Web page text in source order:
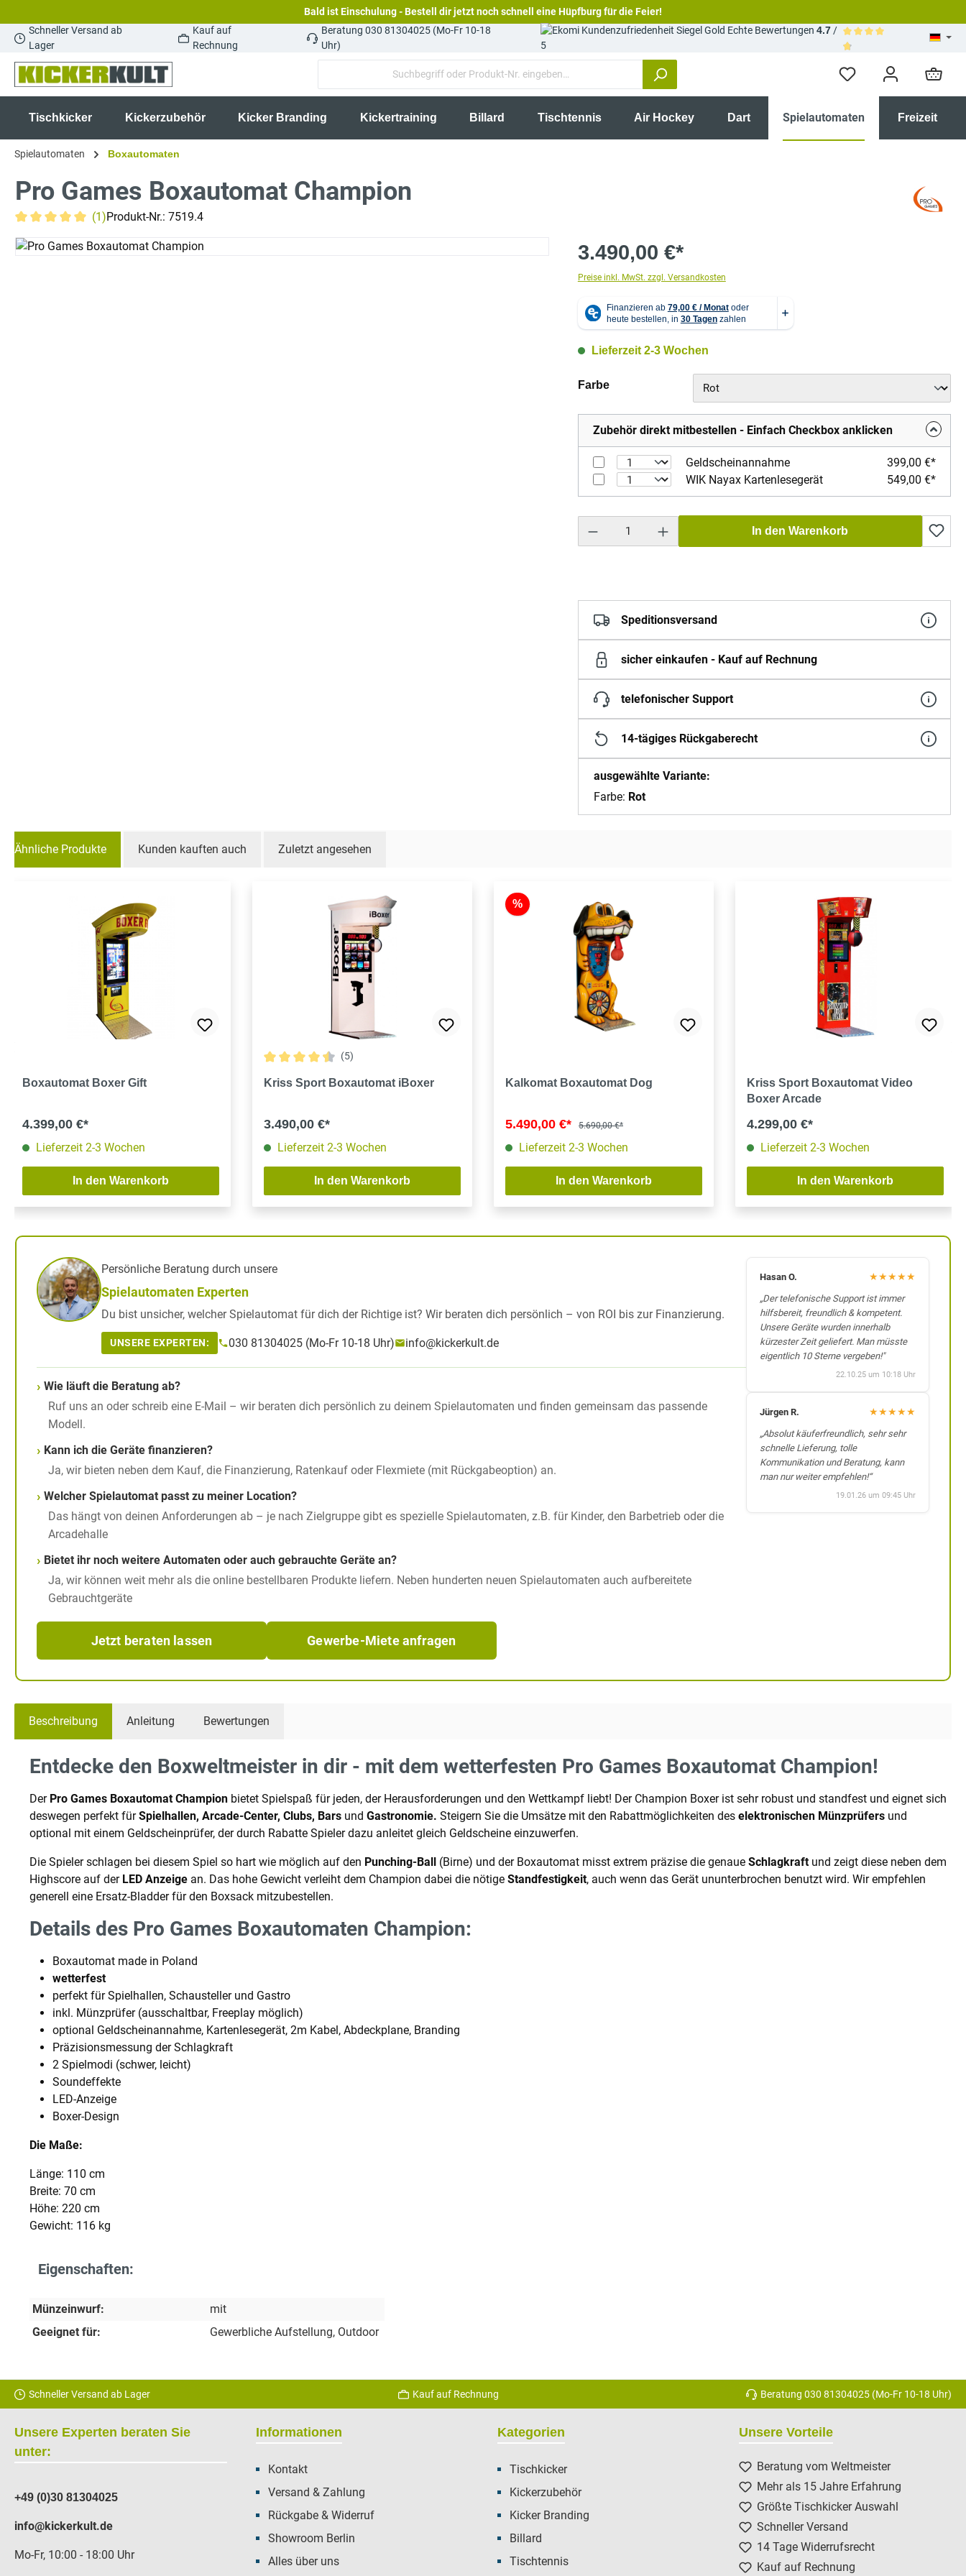
Bald ist Einschulung - Bestell dir jetzt noch schnell eine Hüpfburg für die Feier!
Schneller Versand ab
Lager
Kauf auf
Rechnung
Beratung 030 81304025 (Mo-Fr 10-18
Uhr)
Echte Bewertungen 4.7 /
5
Tischkicker Kickerzubehör Kicker Branding Kickertraining Billard Tischtennis Air Hockey Dart Spielautomaten Freizeit
Spielautomaten Boxautomaten
Pro Games Boxautomat Champion
(1)Produkt-Nr.: 7519.4
Bildergalerie überspringen 3.490,00 €*
Preise inkl. MwSt. zzgl. Versandkosten
Lieferzeit 2-3 Wochen
Farbeauswählen
Zubehör direkt mitbestellen - Einfach Checkbox anklicken
Geldscheinannahme
399,00 €*
WIK Nayax Kartenlesegerät
549,00 €*
Produkt Anzahl: Gib den gewünschten Wert ein oder benutze die Schaltflächen um die Anzahl zu
In den Warenkorb
Speditionsversand
sicher einkaufen - Kauf auf Rechnung
telefonischer Support
14-tägiges Rückgaberecht
ausgewählte Variante:
Farbe: Rot
Ähnliche Produkte Kunden kauften auch
Zuletzt angesehen
Boxautomat Boxer Gift
4.399,00 €*
Lieferzeit 2-3 Wochen
In den Warenkorb
Durchschnittliche Bewertung von 4.6 von 5 Sternen
(5)
Kriss Sport Boxautomat iBoxer
3.490,00 €*
Lieferzeit 2-3 Wochen
In den Warenkorb
%
Kalkomat Boxautomat Dog
5.490,00 €* 5.690,00 €*
Lieferzeit 2-3 Wochen
In den Warenkorb
Kriss Sport Boxautomat Video
Boxer Arcade
4.299,00 €*
Lieferzeit 2-3 Wochen
In den Warenkorb
Persönliche Beratung durch unsere
Spielautomaten Experten
Du bist unsicher, welcher Spielautomat für dich der Richtige ist? Wir beraten dich persönlich – von ROI bis zur Finanzierung.
UNSERE EXPERTEN: 030 81304025 (Mo-Fr 10-18 Uhr) info@kickerkult.de
Wie läuft die Beratung ab?
Ruf uns an oder schreib eine E-Mail – wir beraten dich persönlich zu deinem Spielautomaten und finden gemeinsam das passende
Modell.
Kann ich die Geräte finanzieren?
Ja, wir bieten neben dem Kauf, die Finanzierung, Ratenkauf oder Flexmiete (mit Rückgabeoption) an.
Welcher Spielautomat passt zu meiner Location?
Das hängt von deinen Anforderungen ab – je nach Zielgruppe gibt es spezielle Spielautomaten, z.B. für Kinder, den Barbetrieb oder die
Arcadehalle
Bietet ihr noch weitere Automaten oder auch gebrauchte Geräte an?
Ja, wir können weit mehr als die online bestellbaren Produkte liefern. Neben hunderten neuen Spielautomaten auch aufbereitete
Gebrauchtgeräte
Jetzt beraten lassen Gewerbe-Miete anfragen
Hasan O. ★★★★★
„Der telefonische Support ist immer
hilfsbereit, freundlich & kompetent.
Unsere Geräte wurden innerhalb
kürzester Zeit geliefert. Man müsste
eigentlich 10 Sterne vergeben!"
22.10.25 um 10:18 Uhr
Jürgen R. ★★★★★
„Absolut käuferfreundlich, sehr sehr
schnelle Lieferung, tolle
Kommunikation und Beratung, kann
man nur weiter empfehlen!“
19.01.26 um 09:45 Uhr
Beschreibung Anleitung Bewertungen
Entdecke den Boxweltmeister in dir - mit dem wetterfesten Pro Games Boxautomat Champion!
Der Pro Games Boxautomat Champion bietet Spielspaß für jeden, der Herausforderungen und den Wettkampf liebt! Der Champion Boxer ist sehr robust und standfest und eignet sich
deswegen perfekt fürSpielhallen, Arcade-Center, Clubs, Bars und Gastronomie. Steigern Sie die Umsätze mit den Rabattmöglichkeiten des elektronischen Münzprüfers und
optional mit einem Geldscheinprüfer, der durch Rabatte Spieler dazu anleitet gleich Geldscheine einzuwerfen.
Die Spieler schlagen bei diesem Spiel so hart wie möglich auf den Punching-Ball (Birne) und der Boxautomat misst extrem präzise die genaue Schlagkraftund zeigt diese neben dem
Highscore auf der LED Anzeige an. Das hohe Gewicht verleiht dem Champion dabei die nötige Standfestigkeit, auch wenn das Gerät ununterbrochen benutzt wird. Wir empfehlen
generell eine Ersatz-Bladder für den Boxsack mitzubestellen.
Details des Pro Games Boxautomaten Champion:
Boxautomat made in Poland
wetterfest
perfekt für Spielhallen, Schausteller und Gastro
inkl. Münzprüfer (ausschaltbar, Freeplay möglich)
optional Geldscheinannahme, Kartenlesegerät, 2m Kabel, Abdeckplane, Branding
Präzisionsmessung der Schlagkraft
2 Spielmodi (schwer, leicht)
Soundeffekte
LED-Anzeige
Boxer-Design
Die Maße:
Länge: 110 cm
Breite: 70 cm
Höhe: 220 cm
Gewicht: 116 kg
Eigenschaften:
Münzeinwurf:
mit
Geeignet für:
Gewerbliche Aufstellung, Outdoor
Schneller Versand ab Lager Kauf auf Rechnung Beratung 030 81304025 (Mo-Fr 10-18 Uhr)
Unsere Experten beraten Sie
unter:
+49 (0)30 81304025
info@kickerkult.de
Mo-Fr, 10:00 - 18:00 Uhr
Informationen
Kontakt
Versand & Zahlung
Rückgabe & Widerruf
Showroom Berlin
Alles über uns
Kategorien
Tischkicker
Kickerzubehör
Kicker Branding
Billard
Tischtennis
Unsere Vorteile
Beratung vom Weltmeister
Mehr als 15 Jahre Erfahrung
Größte Tischkicker Auswahl
Schneller Versand
14 Tage Widerrufsrecht
Kauf auf Rechnung